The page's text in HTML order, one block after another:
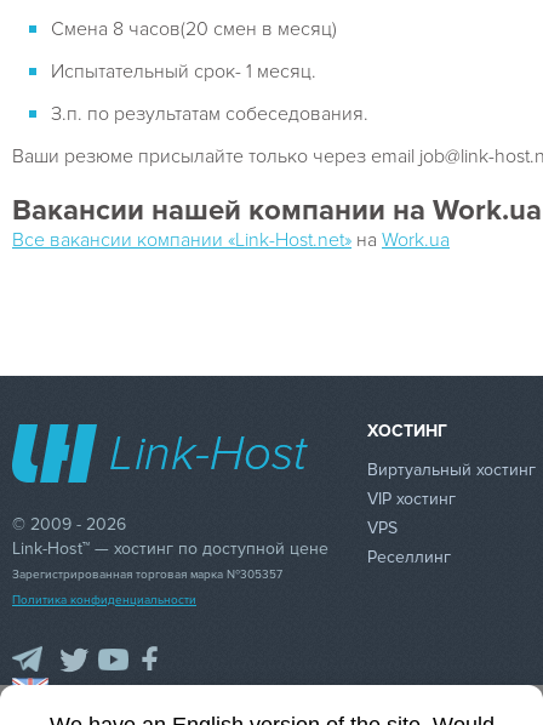
Смена 8 часов(20 смен в месяц)
Испытательный срок- 1 месяц.
З.п. по результатам собеседования.
Ваши резюме присылайте только через email job@link-
Вакансии нашей компании на
Все вакансии компании «Link-Host.net» на Work.ua
© 2009 - 2026
Link-Host™ — хостинг по доступной цене
Зарегистрированная торговая марка №305357
Политика конфиденциальности
ХОСТИНГ
Виртуальный хостинг
VIP хостинг
VPS
Реселлинг
89
45